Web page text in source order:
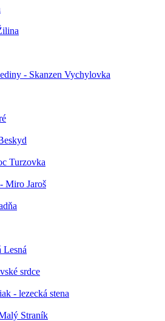
- Skanzen Vychylovka
Turzovka
Miro Jaroš
Lesná
srdce
- lezecká stena
Straník